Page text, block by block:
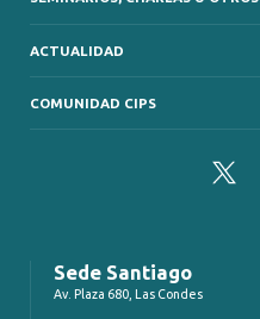
ACTUALIDAD
COMUNIDAD CIPS
Twitter
Sede Santiago
Av. Plaza 680, Las Condes